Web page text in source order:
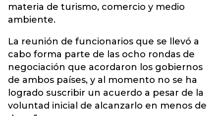
materia de turismo, comercio y medio
ambiente.
La reunión de funcionarios que se llevó a
cabo forma parte de las ocho rondas de
negociación que acordaron los gobiernos
de ambos países, y al momento no se ha
logrado suscribir un acuerdo a pesar de la
voluntad inicial de alcanzarlo en menos de